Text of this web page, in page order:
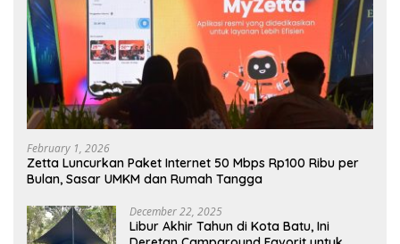
February 1, 2026
Zetta Luncurkan Paket Internet 50 Mbps Rp100 Ribu per
Bulan, Sasar UMKM dan Rumah Tangga
December 22, 2025
Libur Akhir Tahun di Kota Batu, Ini